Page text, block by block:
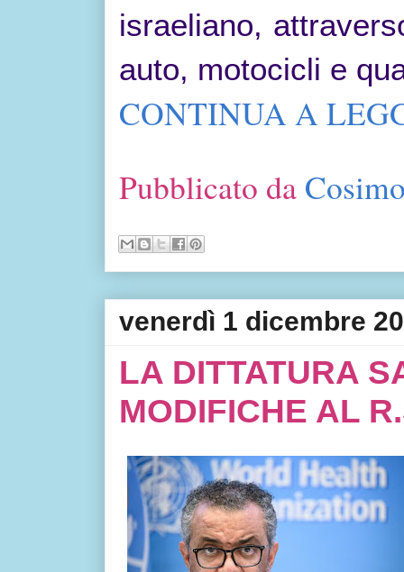
israeliano,
auto, motocicli e
CONTINUA A
Pubblicato da
venerdì 1 dicembre
LA DITTATURA
MODIFICHE AL